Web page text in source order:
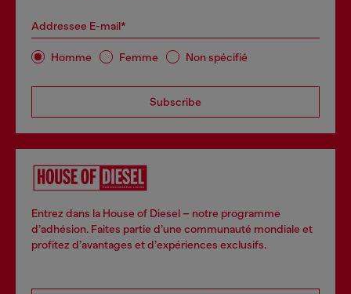
Addressee E-mail*
Homme Femme Non spécifié
Subscribe
Entrez dans la House of Diesel – notre programme
d’adhésion. Faites partie d’une communauté mondiale et
profitez d’avantages et d’expériences exclusifs.